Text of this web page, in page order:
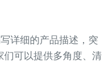
详细的产品描述，突
们可以提供多角度、清